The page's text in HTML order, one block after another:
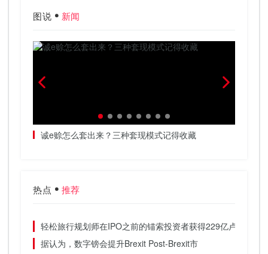
图说 新闻
诚e赊怎么套出来？三种套现模式记得收藏
热点 推荐
轻松旅行规划师在IPO之前的锚索投资者获得229亿卢比
据认为，数字镑会提升Brexit Post-Brexit市